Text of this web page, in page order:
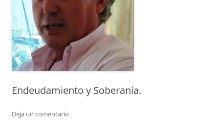
Endeudamiento y Soberanía.
Deja un comentario